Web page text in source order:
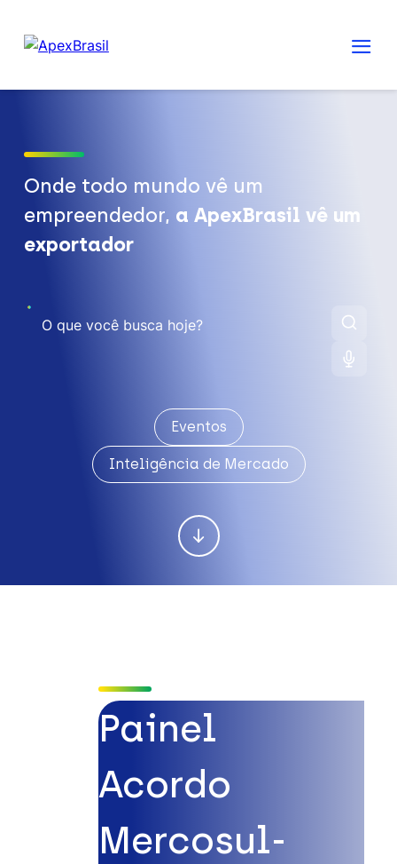
Onde todo mundo vê um
empreendedor, a ApexBrasil vê um
exportador
Eventos
Inteligência de Mercado
Painel
Acordo
Mercosul-